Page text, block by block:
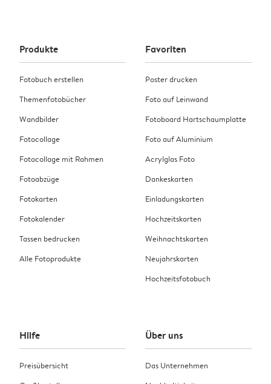
Produkte
Fotobuch erstellen
Themenfotobücher
Wandbilder
Fotocollage
Fotocollage mit Rahmen
Fotoabzüge
Fotokarten
Fotokalender
Tassen bedrucken
Alle Fotoprodukte
Favoriten
Poster drucken
Foto auf Leinwand
Fotoboard Hartschaumplatte
Foto auf Aluminium
Acrylglas Foto
Dankeskarten
Einladungskarten
Hochzeitskarten
Weihnachtskarten
Neujahrskarten
Hochzeitsfotobuch
Hilfe
Preisübersicht
Über uns
Das Unternehmen